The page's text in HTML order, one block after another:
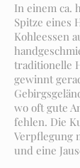
In einem ca.
Spitze eines
Kohleessen
traditionelle
gewinnt
wo oft gute
fehlen. Die
Verpflegung
und eine